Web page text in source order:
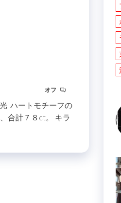
オフ
ハートモチーフの
合計７８ct。 キラ